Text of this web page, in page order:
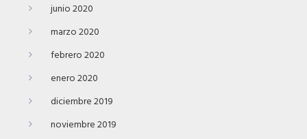
junio 2020
marzo 2020
febrero 2020
enero 2020
diciembre 2019
noviembre 2019